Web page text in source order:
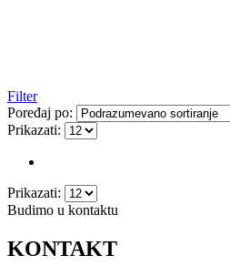
Filter
Poređaj po:
Prikazati:
Prikazati:
Budimo u kontaktu
KONTAKT